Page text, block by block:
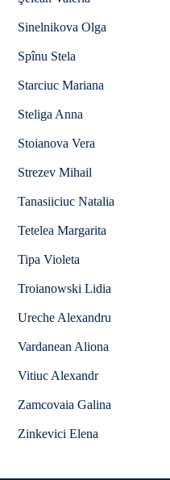
Sinelnikova Olga
Spînu Stela
Starciuc Mariana
Steliga Anna
Stoianova Vera
Strezev Mihail
Tanasiiciuc Natalia
Tetelea Margarita
Tipa Violeta
Troianowski Lidia
Ureche Alexandru
Vardanean Aliona
Vitiuc Alexandr
Zamcovaia Galina
Zinkevici Elena